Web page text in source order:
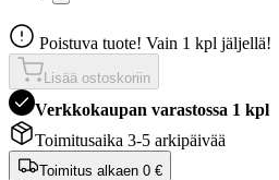
Poistuva tuote! Vain 1 kpl jäljellä!
Lisää ostoskoriin
Verkkokaupan varastossa 1 kpl
Toimitusaika 3-5 arkipäivää
Toimitus alkaen 0 €